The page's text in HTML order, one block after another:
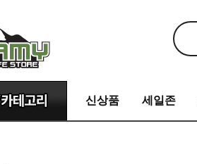
신상품 세일존